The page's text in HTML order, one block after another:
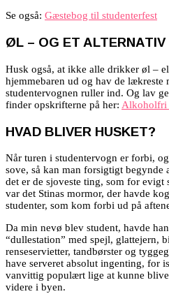
Se også: Gæstebog til studenterfest
ØL – OG ET ALTERNATIV
Husk også, at ikke alle drikker øl –
hjemmebaren ud og hav de lækreste
studentervognen ruller ind. Og lav
finder opskrifterne på her: Alkoholfri
HVAD BLIVER HUSKET?
Når turen i studentervogn er forbi,
sove, så kan man forsigtigt begynde
det er de sjoveste ting, som for
var det Stinas mormor, der havde
studenter, som kom forbi ud på
Da min nevø blev student, havde
“dullestation” med spejl, glattejern,
renseservietter, tandbørster og
have serveret absolut ingenting, for
vanvittig populært lige at kunne
videre i byen.